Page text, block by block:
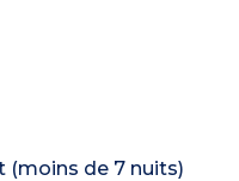
(moins de 7 nuits)